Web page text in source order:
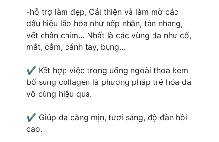
-hỗ trợ làm đẹp, Cải thiện và làm mờ các
dấu hiệu lão hóa như nếp nhăn, tàn nhang,
vết chân chim… Nhất là các vùng da như cổ,
mắt, cằm, cánh tay, bụng…
✔️ Kết hợp việc trong uống ngoài thoa kem
bổ sung collagen là phương pháp trẻ hóa da
vô cùng hiệu quả.
✔️ Giúp da căng mịn, tươi sáng, độ đàn hồi
cao.